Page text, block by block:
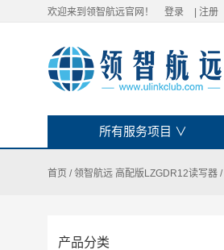
欢迎来到领智航远官网！ 登录 注册
所有服务项目 ∨
首页 /领智航远 高配版LZGDR12读写器 /
产品分类